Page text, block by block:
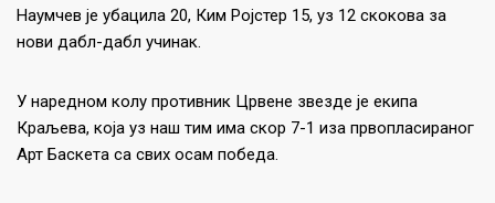
Наумчев је убацила 20, Ким Ројстер 15, уз 12 скокова за
нови дабл-дабл учинак.
У наредном колу противник Црвене звезде је екипа
Краљева, која уз наш тим има скор 7-1 иза првопласираног
Арт Баскета са свих осам победа.